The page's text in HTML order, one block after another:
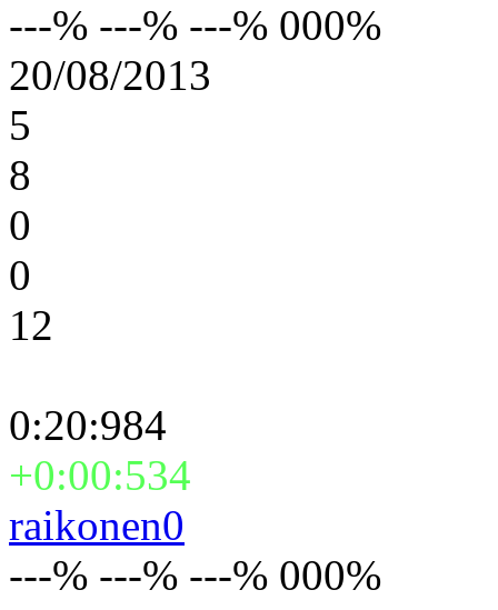
---% ---% ---% 000%
20/08/2013
5
8
0
0
12
0:20:984
+0:00:534
raikonen0
---% ---% ---% 000%